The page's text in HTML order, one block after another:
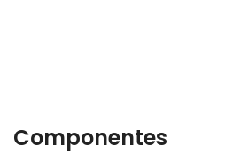
Componentes